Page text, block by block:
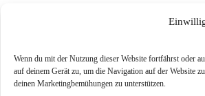
Wenn du mit der Nutzung dieser Website fortfährst oder
auf deinem Gerät zu, um die Navigation auf der Website
deinen Marketingbemühungen zu unterstützen.